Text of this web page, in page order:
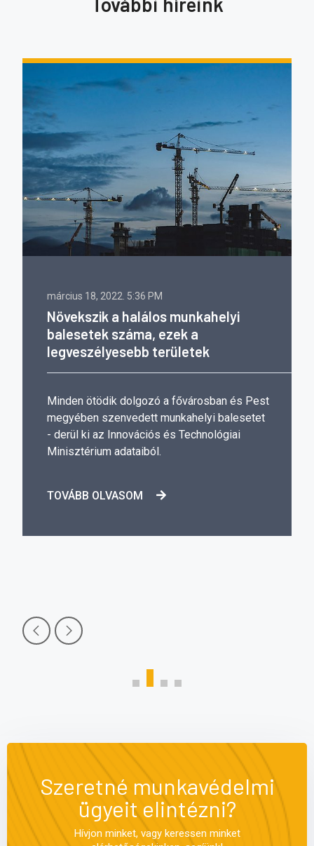
március 18, 2022. 5:36 PM
Növekszik a halálos munkahelyi
balesetek száma, ezek a
legveszélyesebb területek
Minden ötödik dolgozó a fővárosban és Pest
megyében szenvedett munkahelyi balesetet
- derül ki az Innovációs és Technológiai
Minisztérium adataiból.
TOVÁBB OLVASOM
Szeretné munkavédelmi
ügyeit elintézni?
Hívjon minket, vagy keressen minket